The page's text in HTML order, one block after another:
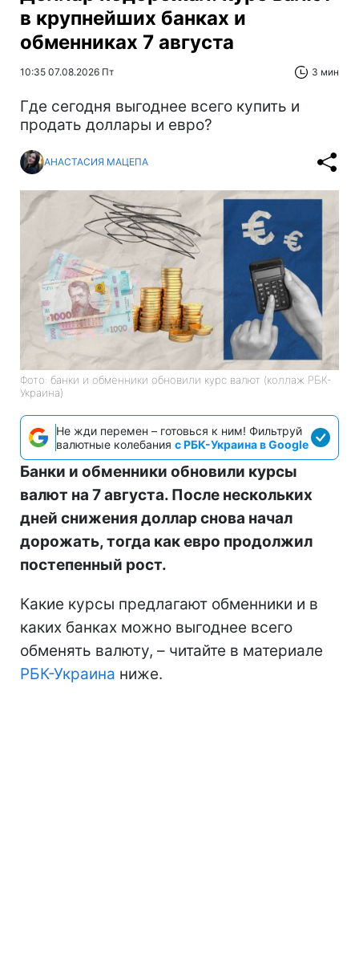
в крупнейших банках и
обменниках 7 августа
10:35 07.08.2026 Пт 3 мин
Где сегодня выгоднее всего купить и
продать доллары и евро?
АНАСТАСИЯ МАЦЕПА
Фото: банки и обменники обновили курс валют (коллаж РБК-
Украина)
Не жди перемен – готовься к ним! Фильтруй
валютные колебания с РБК-Украина в Google
Банки и обменники обновили курсы
валют на 7 августа. После нескольких
дней снижения доллар снова начал
дорожать, тогда как евро продолжил
постепенный рост.
Какие курсы предлагают обменники и в
каких банках можно выгоднее всего
обменять валюту, – читайте в материале
РБК-Украина ниже.